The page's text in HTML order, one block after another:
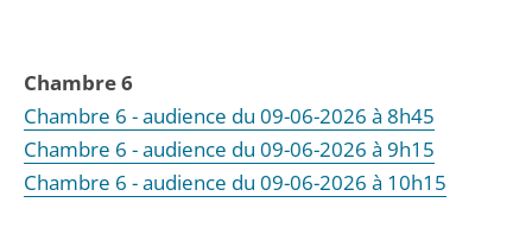
Chambre 6
Chambre 6 - audience du 09-06-2026 à 8h45
Chambre 6 - audience du 09-06-2026 à 9h15
Chambre 6 - audience du 09-06-2026 à 10h15